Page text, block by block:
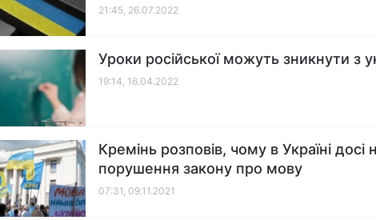
21:45, 26.07.2022
Уроки російської можуть зникнути з
19:14, 16.04.2022
Кремінь розповів, чому в Україні
порушення закону про мову
07:31, 09.11.2021